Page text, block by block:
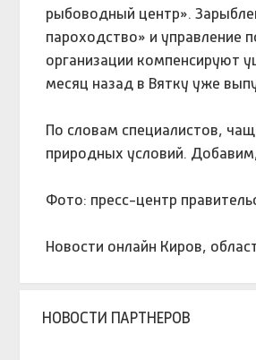
рыбоводный центр».
пароходство» и управление
организации компенсируют
месяц назад в Вятку уже
По словам специалистов,
природных условий.
Фото: пресс-центр
Новости онлайн Киров,
НОВОСТИ ПАРТНЕРОВ